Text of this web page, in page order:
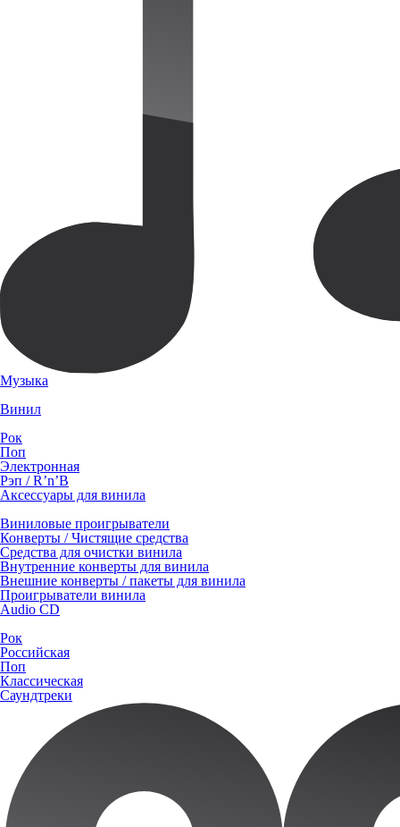
Музыка
Винил
Рок
Поп
Электронная
Рэп / R’n’B
Аксессуары для винила
Виниловые проигрыватели
Конверты / Чистящие средства
Средства для очистки винила
Внутренние конверты для винила
Внешние конверты / пакеты для винила
Проигрыватели винила
Audio CD
Рок
Российская
Поп
Классическая
Саундтреки